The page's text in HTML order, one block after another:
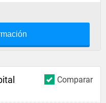
Comparar